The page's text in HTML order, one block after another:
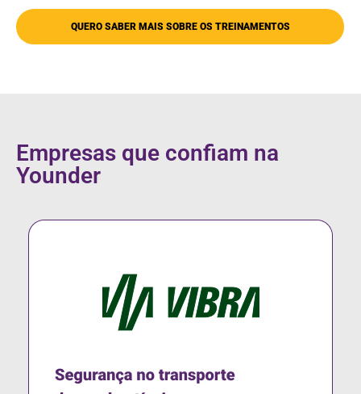
QUERO SABER MAIS SOBRE OS TREINAMENTOS
Empresas que confiam na
Younder